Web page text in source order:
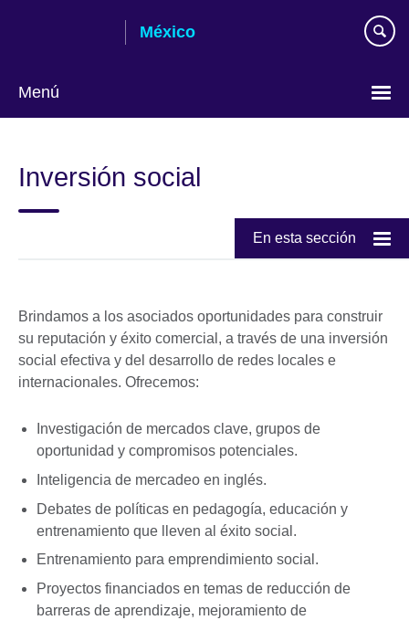
México
Menú
language
Inversión social
En esta sección
Brindamos a los asociados oportunidades para construir
su reputación y éxito comercial, a través de una inversión
social efectiva y del desarrollo de redes locales e
internacionales. Ofrecemos:
Investigación de mercados clave, grupos de
oportunidad y compromisos potenciales.
Inteligencia de mercadeo en inglés.
Debates de políticas en pedagogía, educación y
entrenamiento que lleven al éxito social.
Entrenamiento para emprendimiento social.
Proyectos financiados en temas de reducción de
barreras de aprendizaje, mejoramiento de